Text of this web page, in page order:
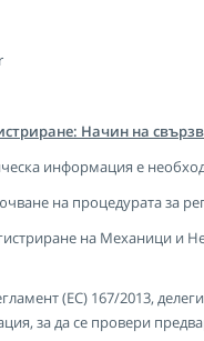
Начин на
информация е
на процедурата за
на Механици и
(ЕС) 167/2013,
за да се провери